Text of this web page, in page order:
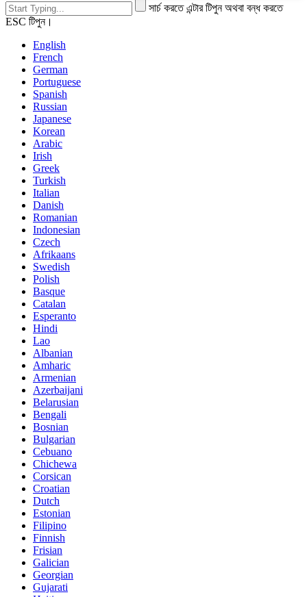
সার্চ করতে এন্টার টিপুন অথবা বন্ধ করতে
ESC টিপুন।
English
French
German
Portuguese
Spanish
Russian
Japanese
Korean
Arabic
Irish
Greek
Turkish
Italian
Danish
Romanian
Indonesian
Czech
Afrikaans
Swedish
Polish
Basque
Catalan
Esperanto
Hindi
Lao
Albanian
Amharic
Armenian
Azerbaijani
Belarusian
Bengali
Bosnian
Bulgarian
Cebuano
Chichewa
Corsican
Croatian
Dutch
Estonian
Filipino
Finnish
Frisian
Galician
Georgian
Gujarati